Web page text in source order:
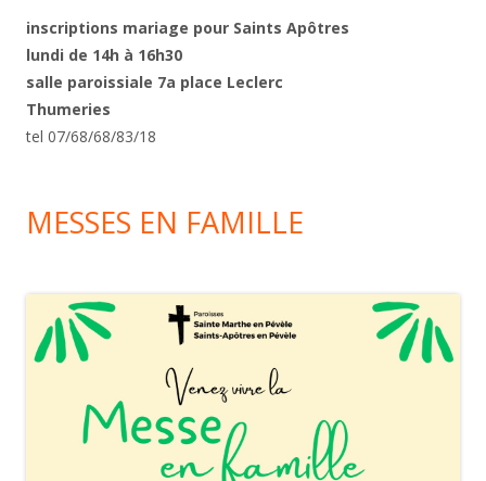
inscriptions mariage pour Saints Apôtres
lundi de 14h à 16h30
salle paroissiale 7a place Leclerc
Thumeries
tel 07/68/68/83/18
MESSES EN FAMILLE